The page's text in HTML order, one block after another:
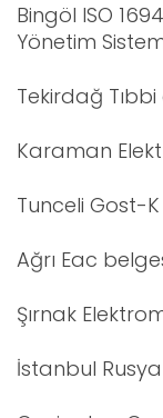
Bingöl ISO
Yönetim
Tekirdağ
Karaman
Tunceli Gost-
Ağrı Eac
Şırnak
İstanbul